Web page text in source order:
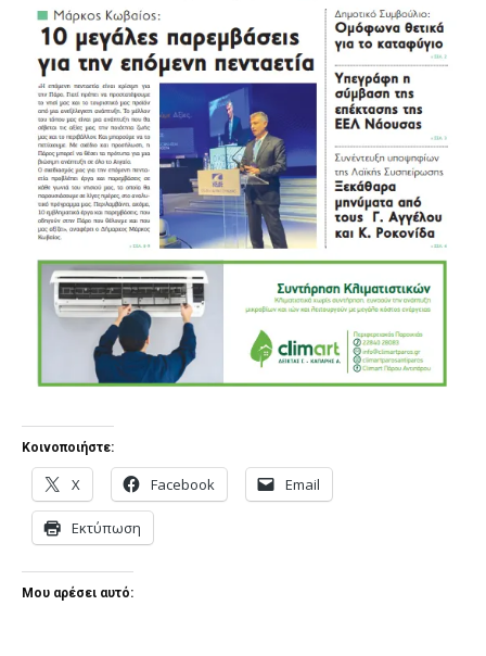
Κοινοποιήστε:
X Facebook Email
Εκτύπωση
Μου αρέσει αυτό: